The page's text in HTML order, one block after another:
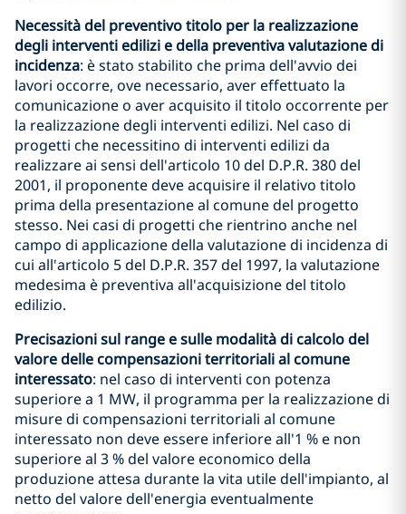
Necessità del preventivo titolo per la realizzazione
degli interventi edilizi e della preventiva valutazione di
incidenza: è stato stabilito che prima dell'avvio dei
lavori occorre, ove necessario, aver effettuato la
comunicazione o aver acquisito il titolo occorrente per
la realizzazione degli interventi edilizi. Nel caso di
progetti che necessitino di interventi edilizi da
realizzare ai sensi dell'articolo 10 del D.P.R. 380 del
2001, il proponente deve acquisire il relativo titolo
prima della presentazione al comune del progetto
stesso. Nei casi di progetti che rientrino anche nel
campo di applicazione della valutazione di incidenza di
cui all'articolo 5 del D.P.R. 357 del 1997, la valutazione
medesima è preventiva all'acquisizione del titolo
edilizio.
Precisazioni sul range e sulle modalità di calcolo del
valore delle compensazioni territoriali al comune
interessato: nel caso di interventi con potenza
superiore a 1 MW, il programma per la realizzazione di
misure di compensazioni territoriali al comune
interessato non deve essere inferiore all'1 % e non
superiore al 3 % del valore economico della
produzione attesa durante la vita utile dell'impianto, al
netto del valore dell'energia eventualmente